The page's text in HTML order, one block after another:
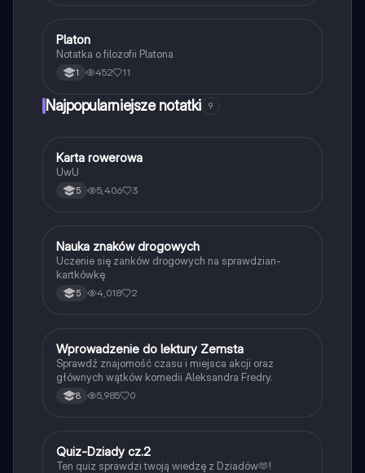
zainteresowanych myślą Platona.
Filozofia
Platon
Notatka o filozofii Platona
1 452 11
Najpopularniejsze notatki 9
KTechnika
Karta rowerowa
UwU
5 5,406 3
NTechnika
Nauka znaków drogowych
Uczenie się zanków drogowych na sprawdzian-
kartkówkę
5 4,018 2
WJęzyk polski
Wprowadzenie do lektury Zemsta
Sprawdź znajomość czasu i miejsca akcji oraz
głównych wątków komedii Aleksandra Fredry.
8 5,985 0
QJęzyk polski
Quiz-Dziady cz.2
Ten quiz sprawdzi twoją wiedzę z Dziadów🫶!